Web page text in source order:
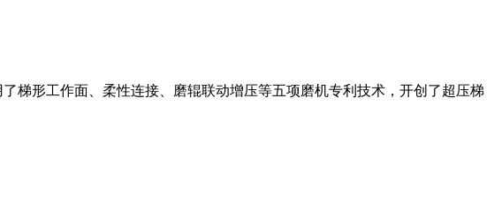
梯形工作面、柔性连接、磨辊联动增压等五项磨机专利技术，开创了超压梯